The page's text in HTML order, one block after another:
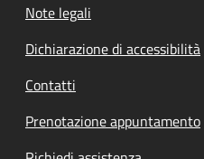
Note legali
Dichiarazione di accessibilità
Contatti
Prenotazione appuntamento